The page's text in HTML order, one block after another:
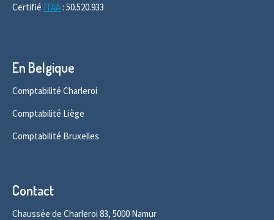
Certifié ITAA : 50.520.933
En Belgique
Comptabilité Charleroi
Comptabilité Liège
Comptabilité Bruxelles
Contact
Chaussée de Charleroi 83, 5000 Namur